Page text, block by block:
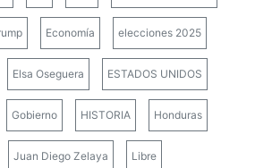
Economía elecciones 2025
Elsa Oseguera ESTADOS UNIDOS
Gobierno HISTORIA Honduras
Juan Diego Zelaya Libre